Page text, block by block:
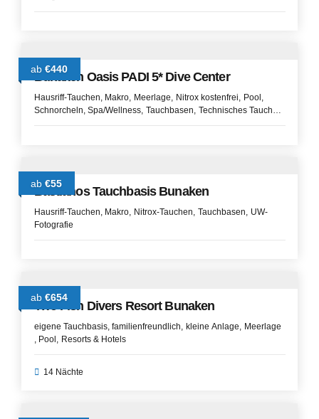
ab €440
Bunaken Oasis PADI 5* Dive Center
Hausriff-Tauchen Makro Meerlage Nitrox kostenfrei
Pool
Schnorcheln Spa/Wellness Tauchbasen Technisches Tauchen
UW-Fotografie
ab €55
Bastianos Tauchbasis Bunaken
Hausriff-Tauchen Makro Nitrox-Tauchen Tauchbasen
UW-
Fotografie
ab €654
Two Fish Divers Resort Bunaken
eigene Tauchbasis familienfreundlich kleine Anlage
Meerlage
Pool
Resorts & Hotels
14 Nächte